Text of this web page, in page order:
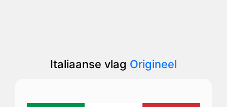
Italiaanse vlag Origineel